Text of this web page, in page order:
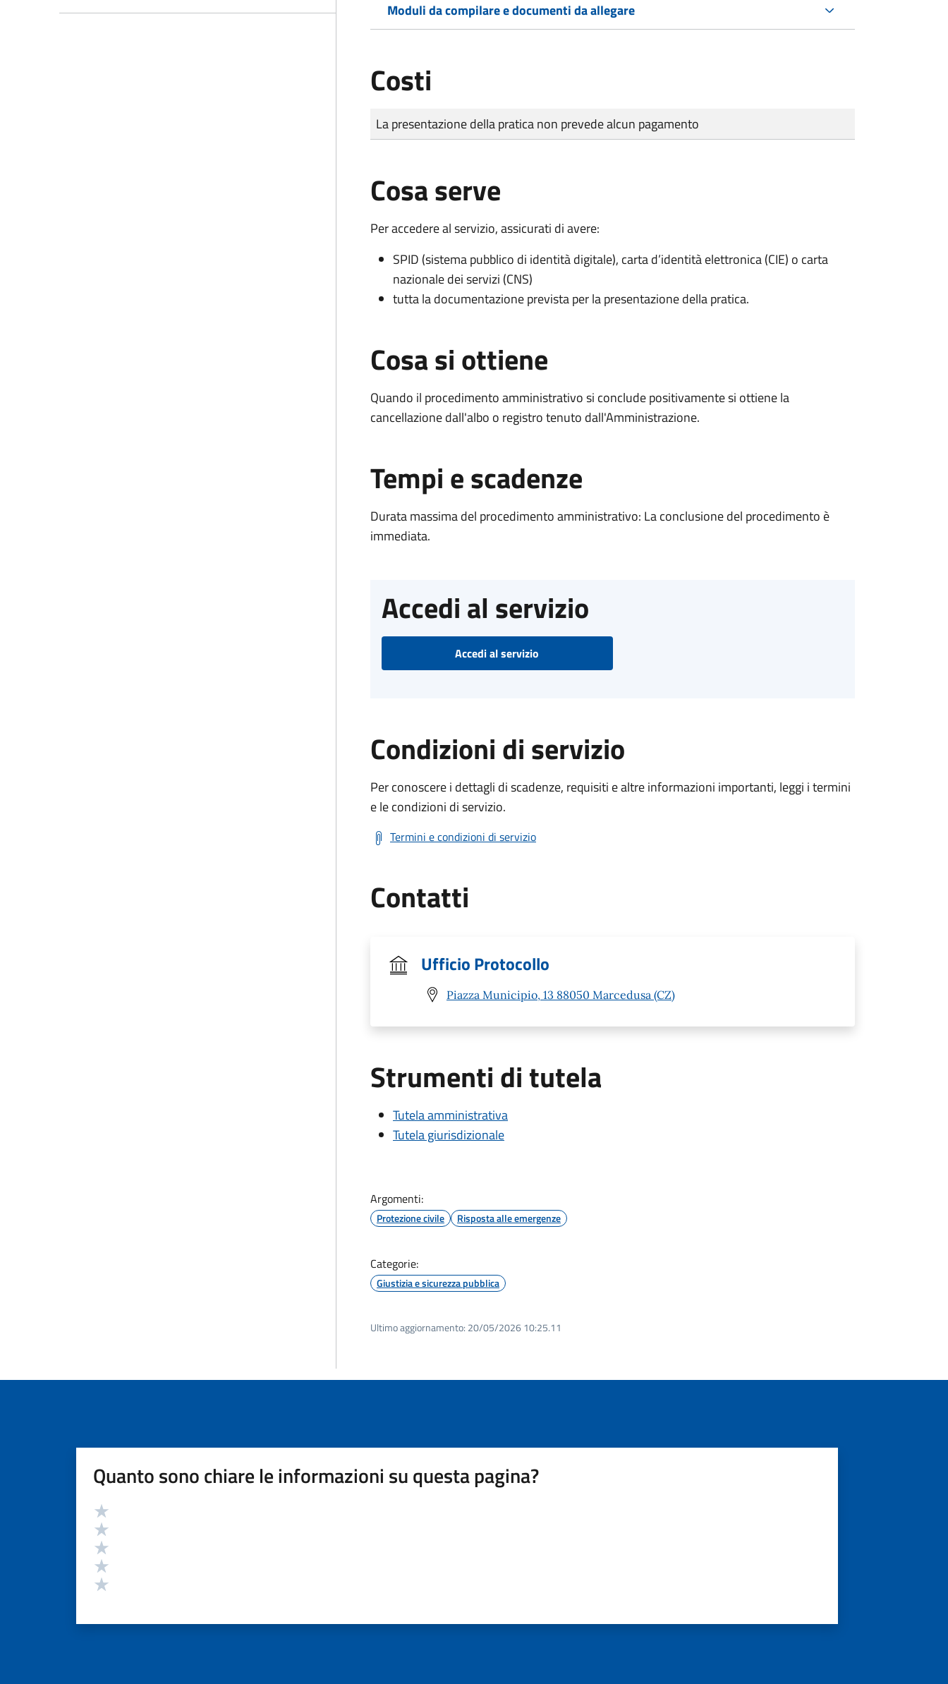
Moduli da compilare e documenti da allegare
Costi
Tipo di pagamento
Importo
La presentazione della pratica non prevede alcun pagamento
Cosa serve
Per accedere al servizio, assicurati di avere:
SPID (sistema pubblico di identità digitale), carta d’identità elettronica (CIE) o carta
nazionale dei servizi (CNS)
tutta la documentazione prevista per la presentazione della pratica.
Cosa si ottiene
Quando il procedimento amministrativo si conclude positivamente si ottiene la
cancellazione dall'albo o registro tenuto dall'Amministrazione.
Tempi e scadenze
Durata massima del procedimento amministrativo: La conclusione del procedimento è
immediata.
Accedi al servizio
Accedi al servizio
Condizioni di servizio
Per conoscere i dettagli di scadenze, requisiti e altre informazioni importanti, leggi i termini
e le condizioni di servizio.
Termini e condizioni di servizio
Contatti
Ufficio Protocollo
Piazza Municipio, 13 88050 Marcedusa (CZ)
Strumenti di tutela
Tutela amministrativa
Tutela giurisdizionale
Argomenti:
Protezione civile Risposta alle emergenze
Categorie:
Giustizia e sicurezza pubblica
Ultimo aggiornamento: 20/05/2026 10:25.11
Quanto sono chiare le informazioni su questa pagina?
Valutazione